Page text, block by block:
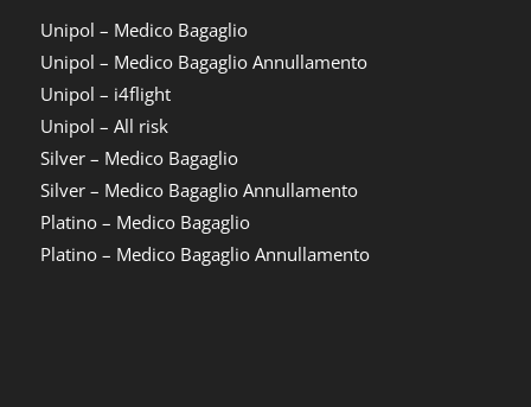
Unipol – Medico Bagaglio
Unipol – Medico Bagaglio Annullamento
Unipol – i4flight
Unipol – All risk
Silver – Medico Bagaglio
Silver – Medico Bagaglio Annullamento
Platino – Medico Bagaglio
Platino – Medico Bagaglio Annullamento